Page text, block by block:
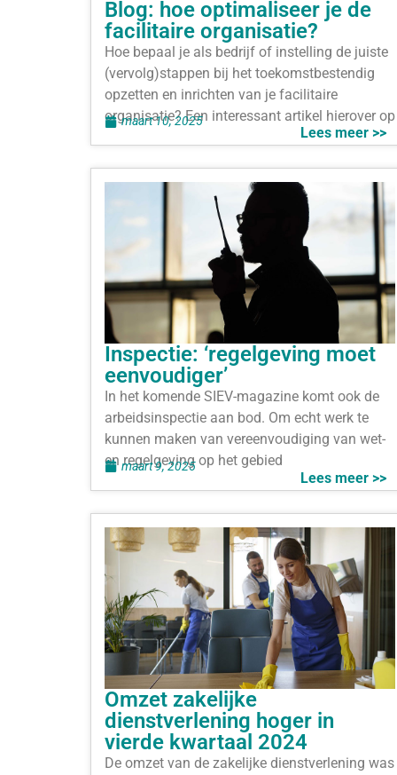
Blog: hoe optimaliseer je de
facilitaire organisatie?
Hoe bepaal je als bedrijf of instelling de juiste
(vervolg)stappen bij het toekomstbestendig
opzetten en inrichten van je facilitaire
organisatie? Een interessant artikel hierover op
Lees meer >>
maart 10, 2025
Inspectie: ‘regelgeving moet
eenvoudiger’
In het komende SIEV-magazine komt ook de
arbeidsinspectie aan bod. Om echt werk te
kunnen maken van vereenvoudiging van wet-
en regelgeving op het gebied
Lees meer >>
maart 9, 2025
Omzet zakelijke
dienstverlening hoger in
vierde kwartaal 2024
De omzet van de zakelijke dienstverlening was